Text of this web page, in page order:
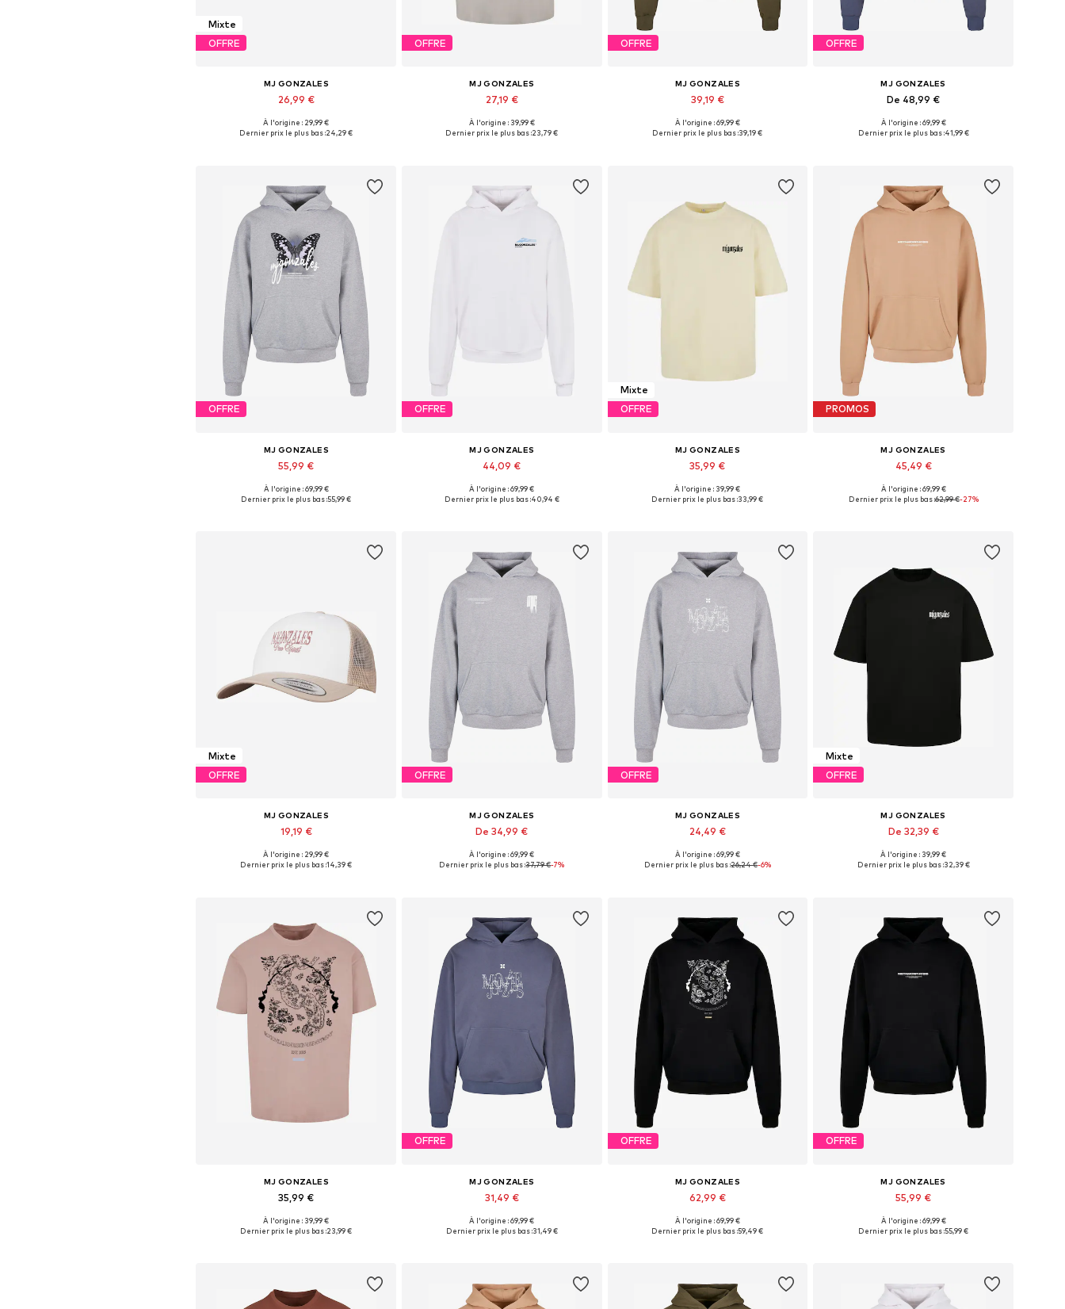
Mixte
OFFRE
MJ GONZALES
26,99 €
Tailles disponibles: 55-60
À l'origine : 29,99 €
Dernier prix le plus bas :24,29 €
OFFRE
MJ GONZALES
27,19 €
Disponible en plusieurs tailles
À l'origine : 39,99 €
Dernier prix le plus bas :23,79 €
OFFRE
MJ GONZALES
39,19 €
Disponible en plusieurs tailles
À l'origine : 69,99 €
Dernier prix le plus bas :39,19 €
OFFRE
MJ GONZALES
De 48,99 €
Disponible en plusieurs tailles
À l'origine : 69,99 €
Dernier prix le plus bas :41,99 €
OFFRE
MJ GONZALES
55,99 €
Tailles disponibles: M
À l'origine : 69,99 €
Dernier prix le plus bas :55,99 €
OFFRE
MJ GONZALES
44,09 €
Tailles disponibles: M
À l'origine : 69,99 €
Dernier prix le plus bas :40,94 €
Mixte
OFFRE
MJ GONZALES
35,99 €
Tailles disponibles: XS, S
À l'origine : 39,99 €
Dernier prix le plus bas :33,99 €
PROMOS
MJ GONZALES
45,49 €
Tailles disponibles: XS, M
À l'origine : 69,99 €
Dernier prix le plus bas :62,99 €-27%
Mixte
OFFRE
MJ GONZALES
19,19 €
Tailles disponibles: 55-60
À l'origine : 29,99 €
Dernier prix le plus bas :14,39 €
OFFRE
MJ GONZALES
De 34,99 €
Tailles disponibles: S, XL, XXL
À l'origine : 69,99 €
Dernier prix le plus bas :37,79 €-7%
OFFRE
MJ GONZALES
24,49 €
Tailles disponibles: L, XL
À l'origine : 69,99 €
Dernier prix le plus bas :26,24 €-6%
Mixte
OFFRE
MJ GONZALES
De 32,39 €
Tailles disponibles: XS, S
À l'origine : 39,99 €
Dernier prix le plus bas :32,39 €
MJ GONZALES
35,99 €
Tailles disponibles: L
À l'origine : 39,99 €
Dernier prix le plus bas :23,99 €
OFFRE
MJ GONZALES
31,49 €
Tailles disponibles: XS, S
À l'origine : 69,99 €
Dernier prix le plus bas :31,49 €
OFFRE
MJ GONZALES
62,99 €
Tailles disponibles: L
À l'origine : 69,99 €
Dernier prix le plus bas :59,49 €
OFFRE
MJ GONZALES
55,99 €
Tailles disponibles: 4XL
À l'origine : 69,99 €
Dernier prix le plus bas :55,99 €